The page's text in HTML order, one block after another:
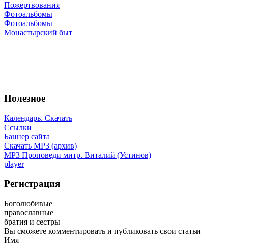
Пожертвования
Фотоальбомы
Фотоальбомы
Монастырский быт
Полезное
Календарь. Скачать
Ссылки
Баннер сайта
Скачать MP3 (архив)
MP3 Проповеди митр. Виталий (Устинов)
player
Регистрация
Боголюбивые
православные
братия и сестры
Вы сможете комментировать и публиковать свои статьи
Имя